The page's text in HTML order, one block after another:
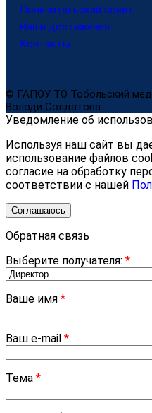
Попечительский совет
Наши достижения
Контакты
© ГАПОУ ТО Тобольский
Володи Солдатова
Уведомление об
Используя наш сайт вы
использование файлов
согласие на обработку
соответствии с нашей
Соглашаюсь
Обратная связь
Выберите получателя: *
Ваше имя *
Ваш e-mail *
Тема *